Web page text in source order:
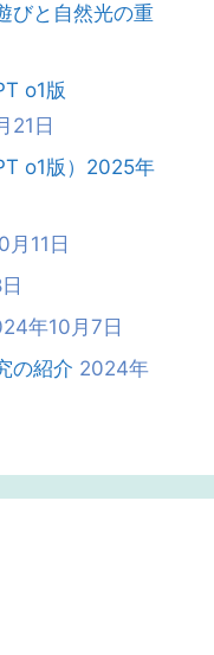
びと自然光の重
o1版
21日
o1版）2025年
11日
年10月7日
の紹介 2024年